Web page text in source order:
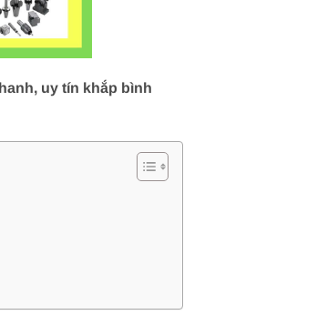
uy tín khắp bình